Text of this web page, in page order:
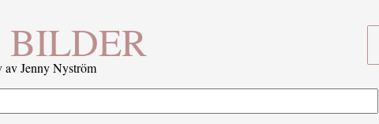
BILDER
av Jenny Nyström